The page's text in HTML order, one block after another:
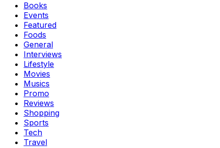
Books
Events
Featured
Foods
General
Interviews
Lifestyle
Movies
Musics
Promo
Reviews
Shopping
Sports
Tech
Travel